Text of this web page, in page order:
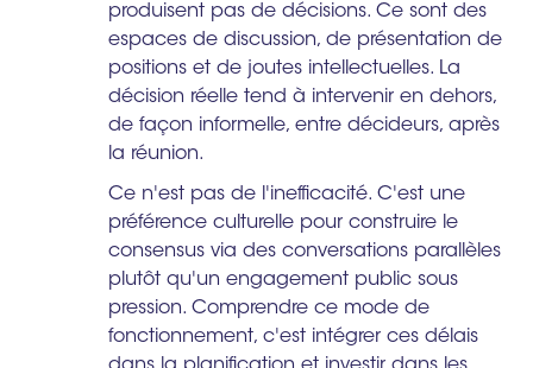
produisent pas de décisions. Ce sont des
espaces de discussion, de présentation de
positions et de joutes intellectuelles. La
décision réelle tend à intervenir en dehors,
de façon informelle, entre décideurs, après
la réunion.
Ce n'est pas de l'inefficacité. C'est une
préférence culturelle pour construire le
consensus via des conversations parallèles
plutôt qu'un engagement public sous
pression. Comprendre ce mode de
fonctionnement, c'est intégrer ces délais